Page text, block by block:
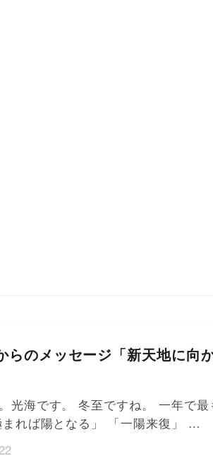
らのメッセージ「新天地に向
光海です。 冬至ですね。 一年で
れば陽となる」 「一陽来復」 …